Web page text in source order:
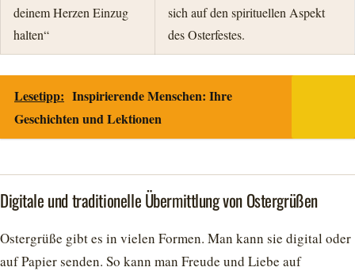
deinem Herzen Einzug
halten“
sich auf den spirituellen Aspekt
des Osterfestes.
Lesetipp: Inspirierende Menschen: Ihre
Geschichten und Lektionen
Digitale und traditionelle Übermittlung von Ostergrüßen
Ostergrüße gibt es in vielen Formen. Man kann sie digital oder
auf Papier senden. So kann man Freude und Liebe auf